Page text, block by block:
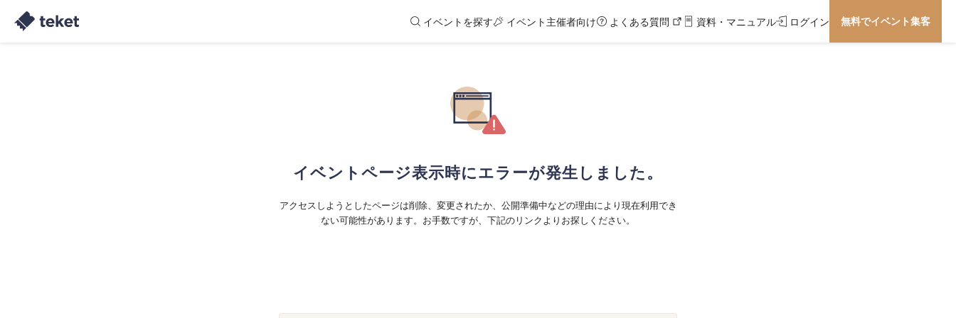
イベントを探す イベント主催者向け よくある質問 資料・マニュアル ログイン 無料でイベント集客
イベントページ表示時にエラーが発生しました。
アクセスしようとしたページは削除、変更されたか、公開準備中などの理由により現在利用でき
ない可能性があります。お手数ですが、下記のリンクよりお探しください。